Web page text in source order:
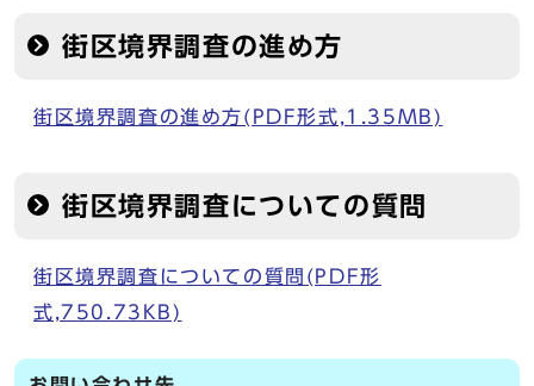
街区境界調査の進め方
街区境界調査の進め方(PDF形式,1.35MB)
街区境界調査についての質問
街区境界調査についての質問(PDF形
式,750.73KB)